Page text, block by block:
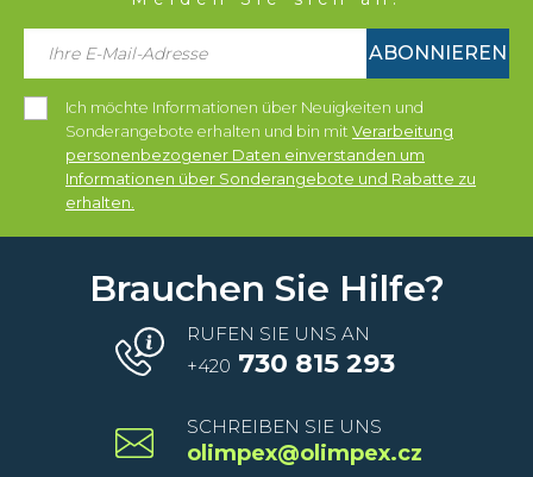
ABONNIEREN
Ich möchte Informationen über Neuigkeiten und
Sonderangebote erhalten und bin mit Verarbeitung
personenbezogener Daten einverstanden um
Informationen über Sonderangebote und Rabatte zu
erhalten.
Brauchen Sie Hilfe?
RUFEN SIE UNS AN
+420 730 815 293
SCHREIBEN SIE UNS
olimpex@olimpex.cz